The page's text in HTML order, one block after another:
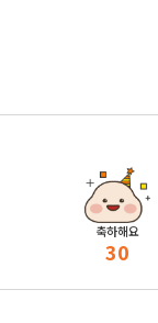
축하해요
30